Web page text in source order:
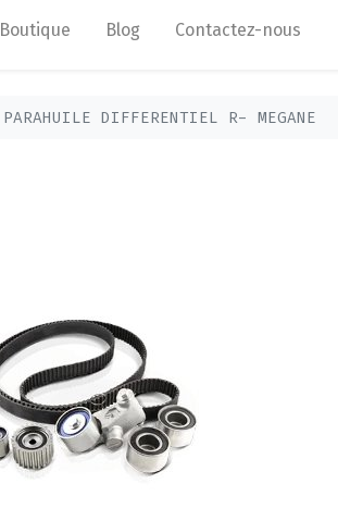
Boutique Blog Contactez-nous
PARAHUILE DIFFERENTIEL R- MEGANE